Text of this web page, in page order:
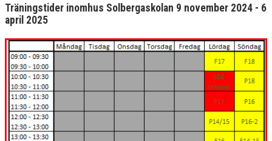
Träningstider inomhus Solbergaskolan 9 november 2024 - 6
april 2025